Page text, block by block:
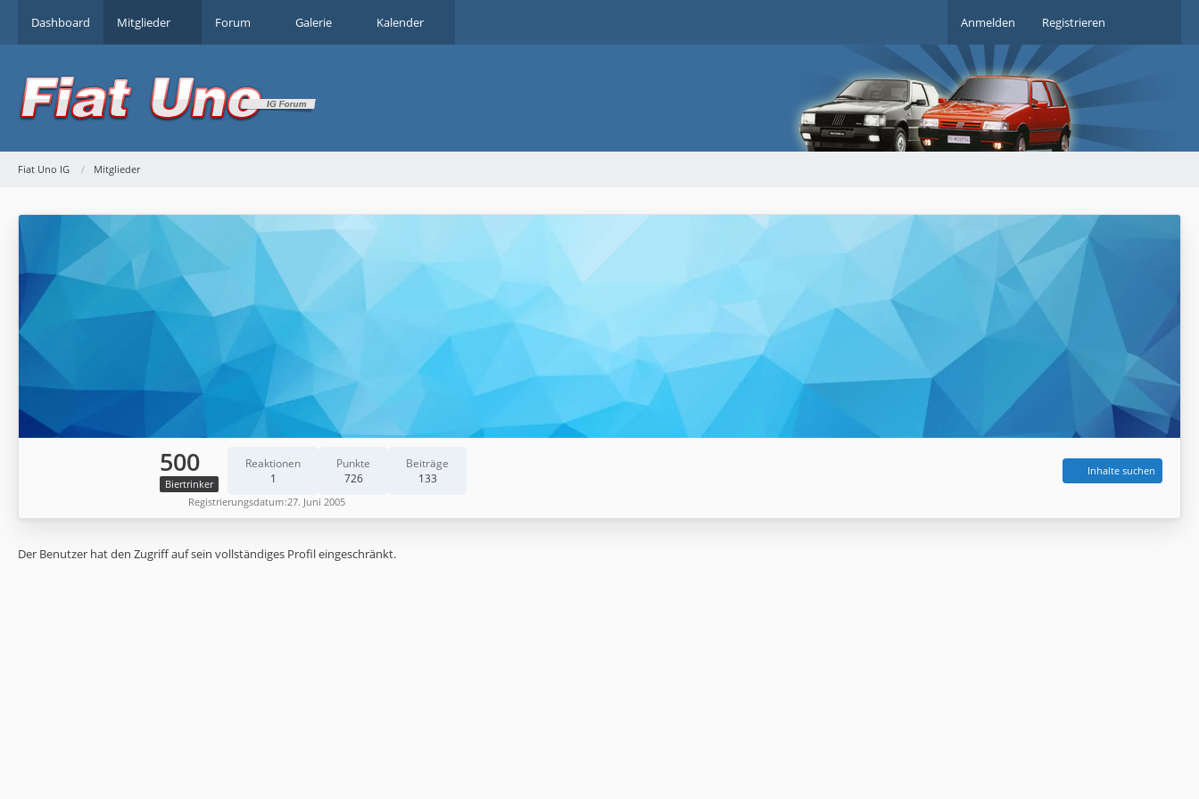
Dashboard Mitglieder Forum Galerie Kalender Anmelden Registrieren
Fiat Uno IG Mitglieder
500
Biertrinker
Reaktionen
1
Punkte
726
Beiträge
133
Inhalte suchen
Registrierungsdatum 27. Juni 2005
Der Benutzer hat den Zugriff auf sein vollständiges Profil eingeschränkt.